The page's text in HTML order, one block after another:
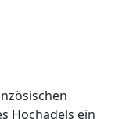
Hochadels ein